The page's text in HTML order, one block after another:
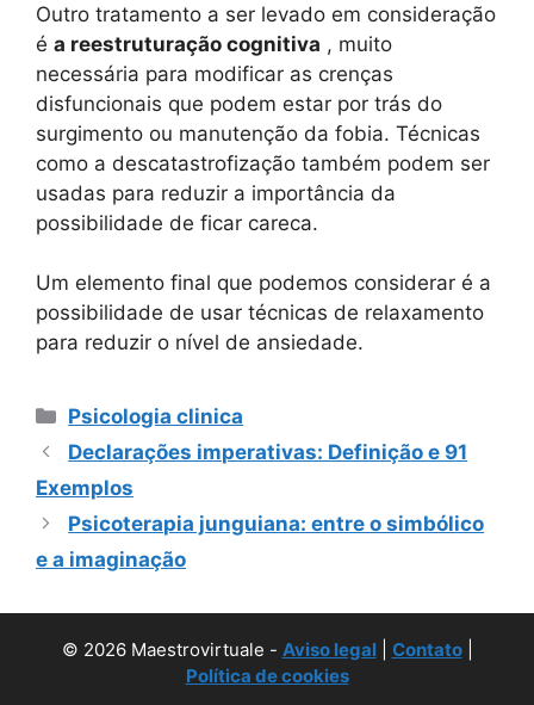
Outro tratamento a ser levado em consideração
é a reestruturação cognitiva , muito
necessária para modificar as crenças
disfuncionais que podem estar por trás do
surgimento ou manutenção da fobia. Técnicas
como a descatastrofização também podem ser
usadas para reduzir a importância da
possibilidade de ficar careca.
Um elemento final que podemos considerar é a
possibilidade de usar técnicas de relaxamento
para reduzir o nível de ansiedade.
Categorias
Psicologia clinica
Declarações imperativas: Definição e 91
Exemplos
Psicoterapia junguiana: entre o simbólico
e a imaginação
© 2026 Maestrovirtuale - Aviso legal| Contato|
Política de cookies